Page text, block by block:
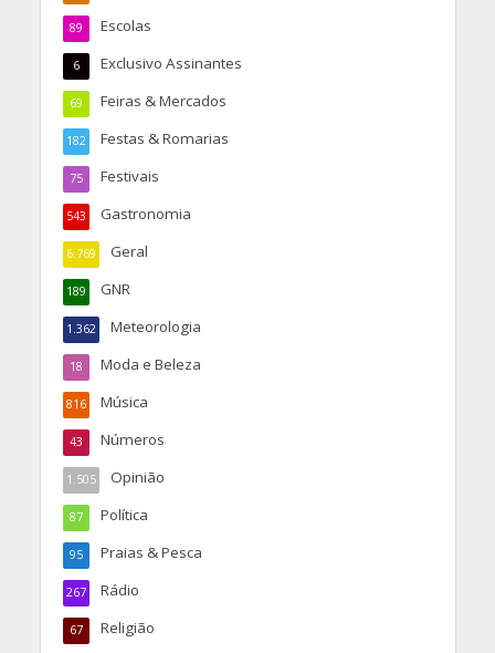
Escolas
89
Exclusivo Assinantes
6
Feiras & Mercados
69
Festas & Romarias
182
Festivais
75
Gastronomia
543
Geral
6.769
GNR
189
Meteorologia
1.362
Moda e Beleza
18
Música
816
Números
43
Opinião
1.505
Política
87
Praias & Pesca
95
Rádio
267
Religião
67